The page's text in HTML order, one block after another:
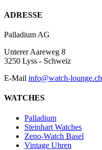
Footer
ADRESSE
Palladium AG
Unterer Aareweg 8
3250 Lyss - Schweiz
E-Mail info@watch-lounge.ch
WATCHES
Palladium
Steinhart Watches
Zeno-Watch Basel
Vintage Uhren